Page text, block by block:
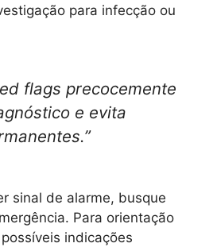
para infecção ou
flags precocemente
e evita
sinal de alarme, busque
Para orientação
indicações